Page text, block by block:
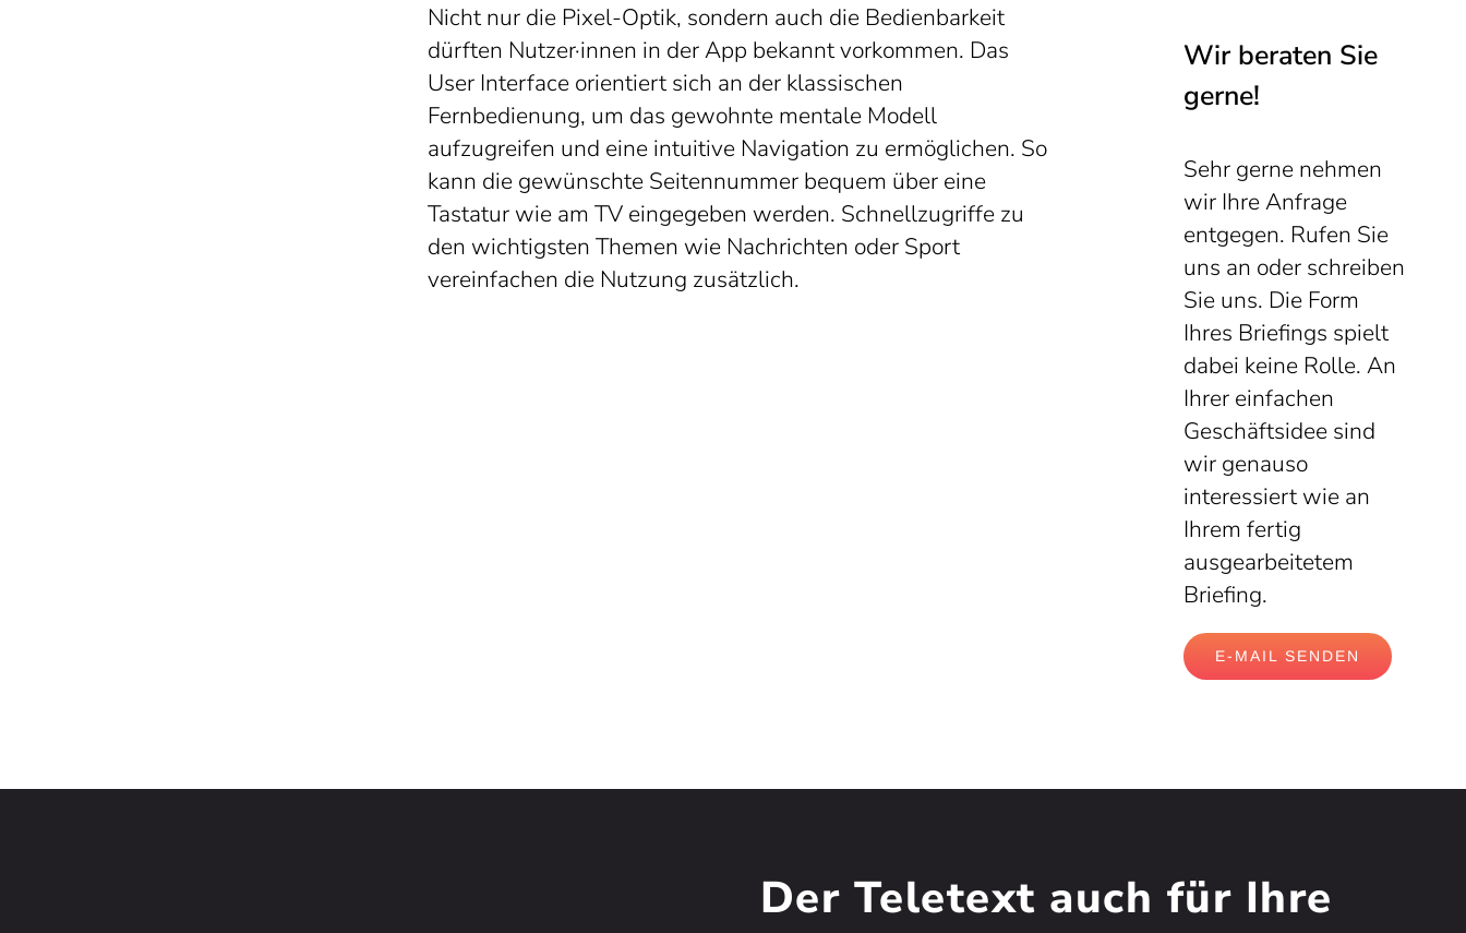
Nicht nur die Pixel-Optik, sondern auch die Bedienbarkeit
dürften Nutzer·innen in der App bekannt vorkommen. Das
User Interface orientiert sich an der klassischen
Fernbedienung, um das gewohnte mentale Modell
aufzugreifen und eine intuitive Navigation zu ermöglichen. So
kann die gewünschte Seitennummer bequem über eine
Tastatur wie am TV eingegeben werden. Schnellzugriffe zu
den wichtigsten Themen wie Nachrichten oder Sport
vereinfachen die Nutzung zusätzlich.
Wir beraten Sie
gerne!
Sehr gerne nehmen
wir Ihre Anfrage
entgegen. Rufen Sie
uns an oder schreiben
Sie uns. Die Form
Ihres Briefings spielt
dabei keine Rolle. An
Ihrer einfachen
Geschäftsidee sind
wir genauso
interessiert wie an
Ihrem fertig
ausgearbeitetem
Briefing.
E-MAIL SENDEN
Der Teletext auch für Ihre